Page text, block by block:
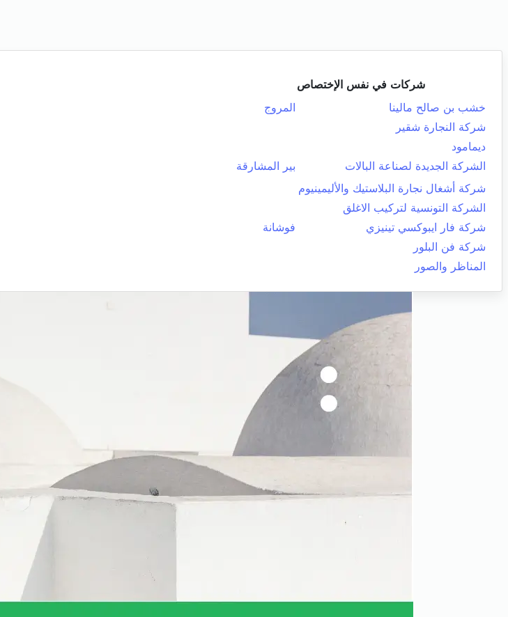
شركات في نفس الإختصاص
خشب بن صالح مالينا
المروج
شركة النجارة شقير
ديمامود
الشركة الجديدة لصناعة البالات
بير المشارقة
شركة أشغال نجارة البلاستيك والأليمينيوم
الشركة التونسية لتركيب الاغلق
شركة فار ايبوكسي تينيزي
فوشانة
شركة فن البلور
المناظر والصور